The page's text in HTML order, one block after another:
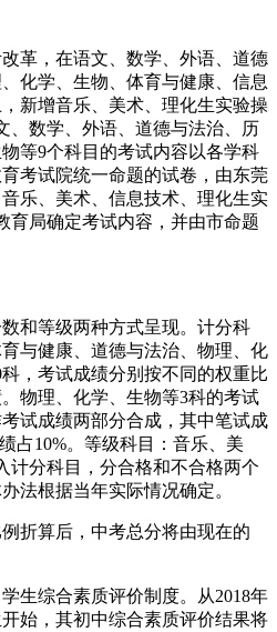
，在语文、数学、外语、道德
化学、生物、体育与健康、信息
新增音乐、美术、理化生实验操
、数学、外语、道德与法治、历
等9个科目的考试内容以各学科
考试院统一命题的试卷，由东莞
乐、美术、信息技术、理化生实
育局确定考试内容，并由市命题
等级两种方式呈现。计分科
与健康、道德与法治、物理、化
，考试成绩分别按不同的权重比
物理、化学、生物等3科的考试
试成绩两部分合成，其中笔试成
占10%。等级科目：音乐、美
计分科目，分合格和不合格两个
法根据当年实际情况确定。
算后，中考总分将由现在的
综合素质评价制度。从2018年
始，其初中综合素质评价结果将